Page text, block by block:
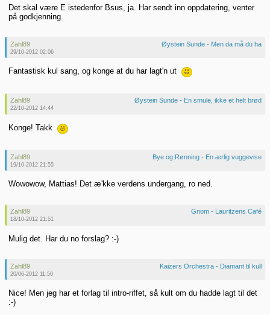
Det skal være E istedenfor Bsus, ja. Har sendt inn oppdatering, venter
på godkjenning.
Zahl89
29/10-2012 02:06
Øystein Sunde - Men da må du ha
Fantastisk kul sang, og konge at du har lagt'n ut
Zahl89
22/10-2012 14:44
Øystein Sunde - En smule, ikke et helt brød
Konge! Takk
Zahl89
19/10-2012 21:55
Bye og Rønning - En ærlig vuggevise
Wowowow, Mattias! Det æ'kke verdens undergang, ro ned.
Zahl89
18/10-2012 21:51
Gnom - Lauritzens Café
Mulig det. Har du no forslag? :-)
Zahl89
20/06-2012 11:50
Kaizers Orchestra - Diamant til kull
Nice! Men jeg har et forlag til intro-riffet, så kult om du hadde lagt til det
:-)